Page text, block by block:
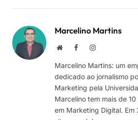
Marcelino Martins
Site FacebookInstagram
Marcelino Martins: um
dedicado ao jornalismo
Marketing pela
Marcelino tem mais de
em Marketing Digital.